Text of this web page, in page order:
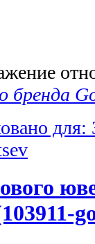
бренда
для: